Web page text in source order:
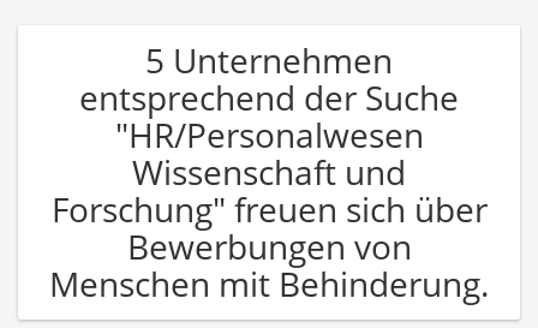
5 Unternehmen
entsprechend der Suche
"HR/Personalwesen
Wissenschaft und
Forschung" freuen sich über
Bewerbungen von
Menschen mit Behinderung.